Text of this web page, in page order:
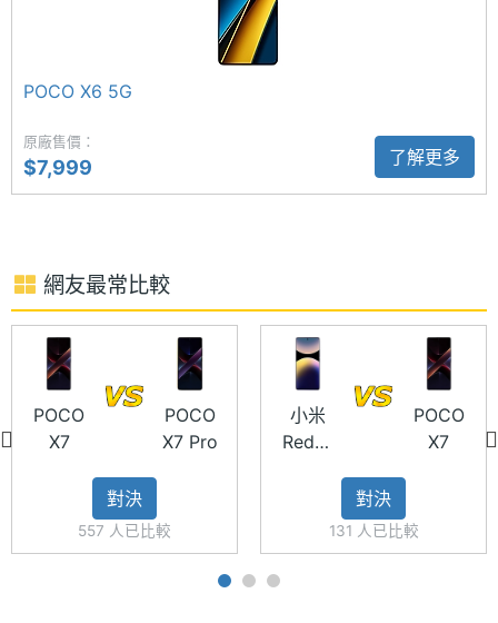
IMX882 感光元件，以及 OIS 和 EIS 雙重防手震，搭
配支援 RAW 演算法 POCO 成像引擎與 AI 演算法，提
AI 智慧擴圖、AI 魔法消除 Pro、AI 智慧成片等 AI 功
能，和 Live Photo 動態照片。前鏡頭支援具備自動
POCO X7 功能特色
◎ 5G + 5G 雙卡雙待
◎ Android 14 作業系統、 Xiaomi HyperOS 操作介
◎ 6.67 吋 2,712 x 1,220pixels 解析度 CrystalRes
1.5K AMOLED 螢幕（120Hz 螢幕更新率）
◎ 聯發科天璣 7300-Ultra 八核心處理器
主螢幕
尺寸
解析度
主螢幕
最大亮
3000 nits
主螢幕
CrystalRes AMOLED
耐用性
Gorilla Glass Victus 2
POCO X6 5G
原廠售價：
$7,999 了解更多
網友最常比較
POCO
X7
POCO
X7 Pro
對決
557 人已比較
小米
Redmi
POCO
X7
對決
131 人已比較